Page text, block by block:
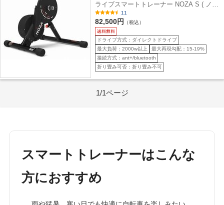
ライブスマートトレーナー NOZA S ( ノザ
エス )
11
82,500円 （税込）
ドライブ方式：ダイレクトドライブ
最大負荷：2000w以上
最大再現勾配：15-19%
接続方式：ant+/bluetooth
折り畳み可否：折り畳み不可
1/1ページ
スマートトレーナーはこんな
方におすすめ